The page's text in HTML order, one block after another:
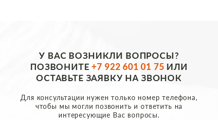
У ВАС ВОЗНИКЛИ ВОПРОСЫ?
ПОЗВОНИТЕ+7 922 601 01 75 ИЛИ
ОСТАВЬТЕ ЗАЯВКУ НА ЗВОНОК
Для консультации нужен только номер телефона,
чтобы мы могли позвонить и ответить на
интересующие Вас вопросы.